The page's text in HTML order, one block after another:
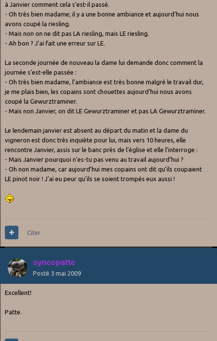
à Janvier comment cela s’est-il passé.
- Oh très bien madame; il y a une bonne ambiance et aujourd’hui nous
avons coupé la riesling.
- Mais non on ne dit pas LA riesling, mais LE riesling.
- Ah bon ? J'ai fait une erreur sur LE.
La seconde journée de nouveau la dame lui demande donc comment la
journée s’est-elle passée :
- Oh très bien madame, l’ambiance est très bonne malgré le travail dur,
je me plais bien, les copains sont chouettes aujourd’hui nous avons
coupé la Gewurztraminer.
- Mais non Janvier, on dit LE Gewurztraminer et pas LA Gewurztraminer.
Le lendemain janvier est absent au départ du matin et la dame du
vigneron est donc très inquiète pour lui, mais vers 10 heures, elle
rencontre Janvier, assis sur le banc près de l’église et elle l’interroge :
- Mais Janvier pourquoi n’es-tu pas venu au travail aujourd’hui ?
- Oh non madame, car aujourd’hui mes copains ont dit qu’ils coupaient
LE pinot noir ! J'ai eu peur qu'ils se soient trompés eux aussi !
Citer
syncopatte
Posté 3 mai 2009
Excellent!
Patte.